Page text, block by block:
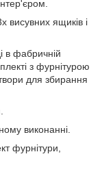
висувних ящиків і
в фабричній
з фурнітурою
для збирання
виконанні.
фурнітури,